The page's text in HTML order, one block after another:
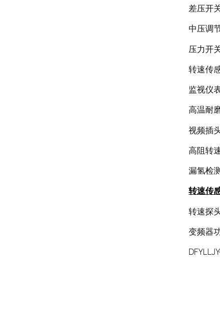
差压开
中压调
压力开
转速传
监视仪
高温耐
视频插
高阻转
漏氢检
转速传
转速探
变频器